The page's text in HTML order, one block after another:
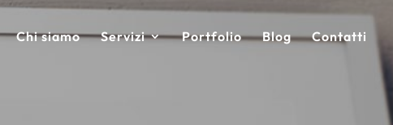
Chi siamo Servizi Portfolio Blog Contatti